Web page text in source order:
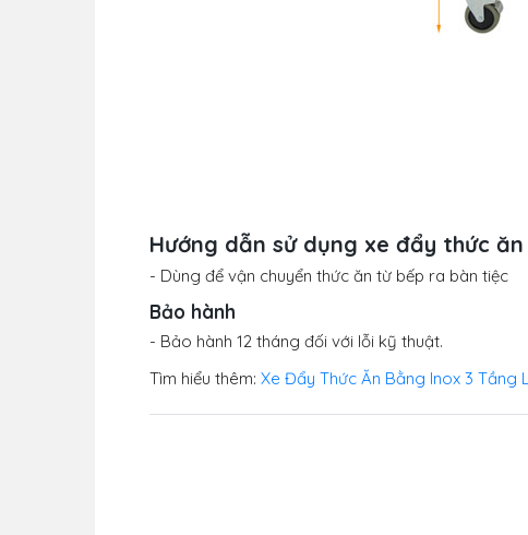
Hướng dẫn sử dụng xe đẩy thức ăn
- Dùng để vận chuyển thức ăn từ bếp ra bàn tiệc
Bảo hành
- Bảo hành 12 tháng đối với lỗi kỹ thuật.
Tìm hiểu thêm: Xe Đẩy Thức Ăn Bằng Inox 3 Tầng